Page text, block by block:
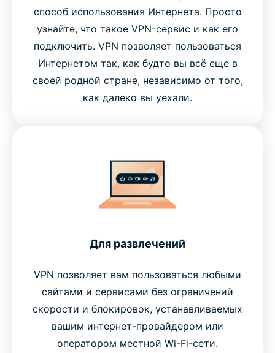
способ использования Интернета. Просто
узнайте, что такое VPN-сервис и как его
подключить. VPN позволяет пользоваться
Интернетом так, как будто вы всё еще в
своей родной стране, независимо от того,
как далеко вы уехали.
Для развлечений
VPN позволяет вам пользоваться любыми
сайтами и сервисами без ограничений
скорости и блокировок, устанавливаемых
вашим интернет-провайдером или
оператором местной Wi-Fi-сети.